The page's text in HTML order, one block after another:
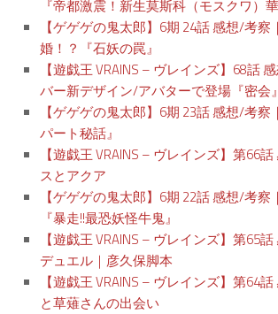
『帝都激震！新生莫斯科（モスクワ）華
【ゲゲゲの鬼太郎】6期 24話 感想/考
婚！？『石妖の罠』
【遊戯王 VRAINS – ヴレインズ】68話
バー新デザイン/アバターで登場『密会』
【ゲゲゲの鬼太郎】6期 23話 感想/考察
パート秘話』
【遊戯王 VRAINS – ヴレインズ】第66
スとアクア
【ゲゲゲの鬼太郎】6期 22話 感想/考
『暴走!!最恐妖怪牛鬼』
【遊戯王 VRAINS – ヴレインズ】第65
デュエル｜彦久保脚本
【遊戯王 VRAINS – ヴレインズ】第64
と草薙さんの出会い